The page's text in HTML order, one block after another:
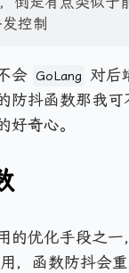
控制
会 GoLang
对后
防抖函数那我
好奇心。
的优化手段之一
，函数防抖会